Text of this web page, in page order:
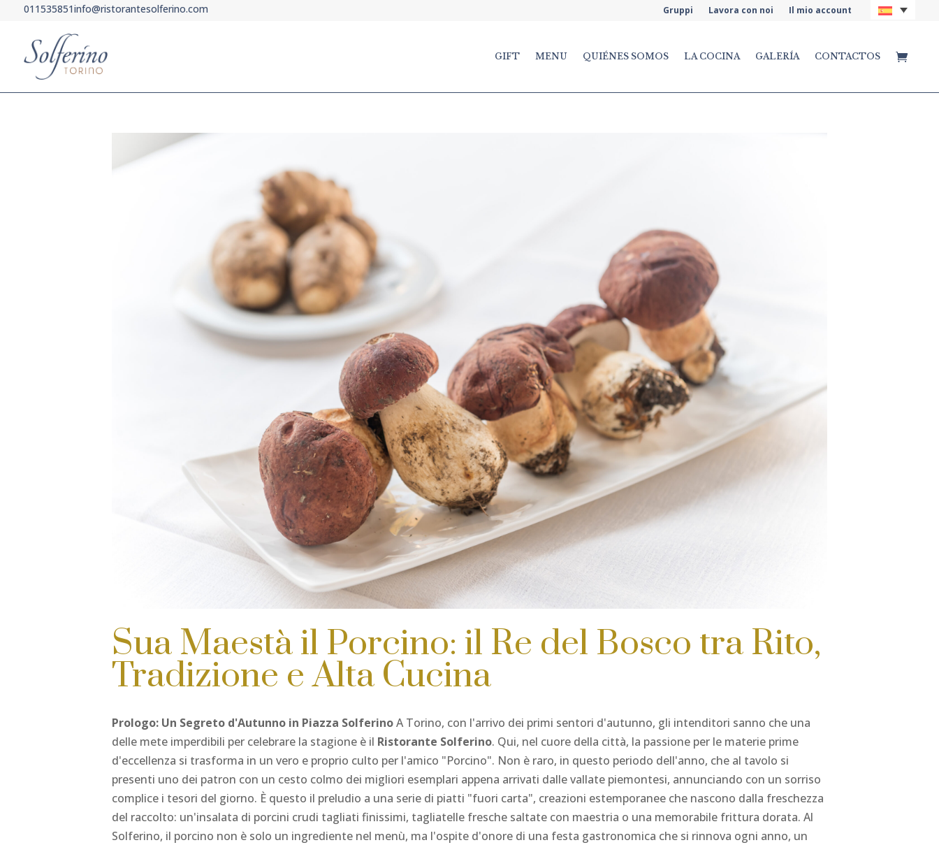
011535851info@ristorantesolferino.com Gruppi Lavora con noi Il mio account
GIFT MENU QUIÉNES SOMOS LA COCINA GALERÍA CONTACTOS
Sua Maestà il Porcino: il Re del Bosco tra Rito,
Tradizione e Alta Cucina
Prologo: Un Segreto d'Autunno in Piazza SolferinoA Torino, con l'arrivo dei primi sentori d'autunno, gli intenditori sanno che una
delle mete imperdibili per celebrare la stagione è il Ristorante Solferino. Qui, nel cuore della città, la passione per le materie prime
d'eccellenza si trasforma in un vero e proprio culto per l'amico "Porcino". Non è raro, in questo periodo dell'anno, che al tavolo si
presenti uno dei patron con un cesto colmo dei migliori esemplari appena arrivati dalle vallate piemontesi, annunciando con un sorriso
complice i tesori del giorno. È questo il preludio a una serie di piatti "fuori carta", creazioni estemporanee che nascono dalla freschezza
del raccolto: un'insalata di porcini crudi tagliati finissimi, tagliatelle fresche saltate con maestria o una memorabile frittura dorata. Al
Solferino, il porcino non è solo un ingrediente nel menù, ma l'ospite d'onore di una festa gastronomica che si rinnova ogni anno, un